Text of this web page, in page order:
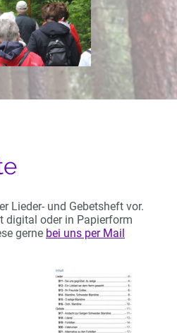
Lieder- und Gebetsheft vor.
digital oder in Papierform
gerne bei uns per Mail